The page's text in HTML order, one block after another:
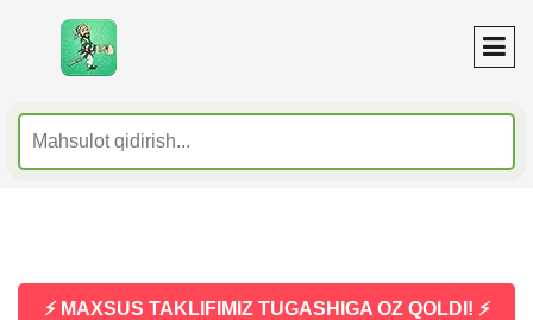
⚡ MAXSUS TAKLIFIMIZ TUGASHIGA OZ QOLDI! ⚡